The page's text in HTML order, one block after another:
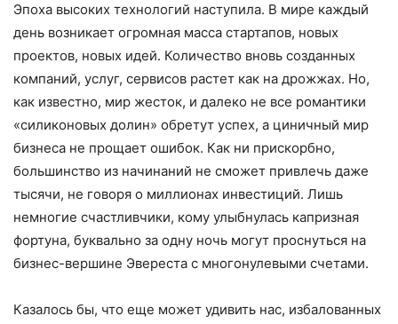
Эпоха высоких технологий наступила. В мире каждый
день возникает огромная масса стартапов, новых
проектов, новых идей. Количество вновь созданных
ком­паний, услуг, сервисов растет как на дрожжах. Но,
как известно, мир жесток, и далеко не все романтики
«силиконовых долин» обретут успех, а циничный мир
бизнеса не прощает ошибок. Как ни при­скорбно,
большинство из начинаний не сможет привлечь даже
тысячи, не говоря о миллионах инвестиций. Лишь
немногие счастливчики, кому улыбнулась капризная
фортуна, буквально за одну ночь могут проснуться на
бизнес-вершине Эвереста с многонулевыми счетами.
Казалось бы, что еще может удивить нас, избалованных